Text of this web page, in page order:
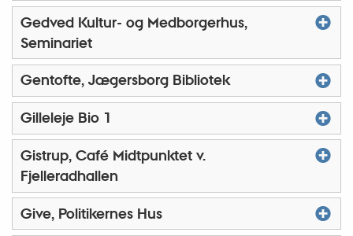
Gedved Kultur- og Medborgerhus,
Seminariet
Gentofte, Jægersborg Bibliotek
Gilleleje Bio 1
Gistrup, Café Midtpunktet v.
Fjelleradhallen
Give, Politikernes Hus